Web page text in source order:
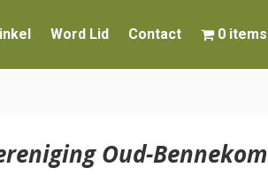
Word Lid Contact 0 items
Oud-Bennekom